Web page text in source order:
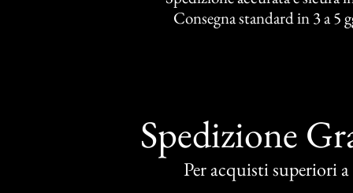
Consegna standard in 3 a 5
Spedizione
Per acquisti superiori